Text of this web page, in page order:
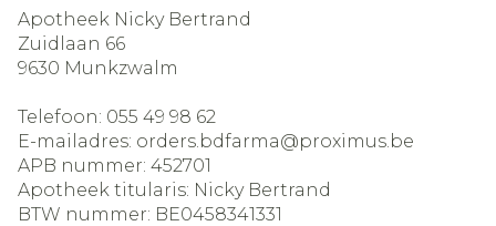
Apotheek Nicky Bertrand
Zuidlaan 66
9630 Munkzwalm
Telefoon: 055 49 98 62
E-mailadres: orders.bdfarma@proximus.be
APB nummer: 452701
Apotheek titularis: Nicky Bertrand
BTW nummer: BE0458341331